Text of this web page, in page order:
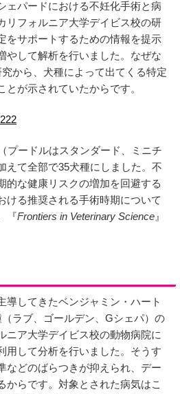
ェパードにおける不妊化手術と病
リフォルニア大学デイビス校の研
をサポートするための情報を提示
やして解析を行いました。なぜな
から、犬種によって出てくる特定
が示されていたからです。
プードルはスタンダード、ミニチ
えて全部で35犬種にしました。不
的な健康リスクの増加を回避する
ける推奨される手術時期について
『Frontiers in Veterinary Science 』
導してきたベンジャミン・ハート
ラブ、ゴールデン、Gシェパ）の
ニア大学デイビス校の動物病院に
用して分析を行いました。そうす
などのばらつきが抑えられ、デー
からです。対象とされた病気はこ